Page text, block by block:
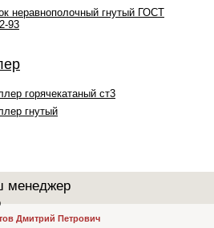
неравнополочный гнутый ГОСТ
93
горячекатаный ст3
гнутый
менеджер
Дмитрий Петрович